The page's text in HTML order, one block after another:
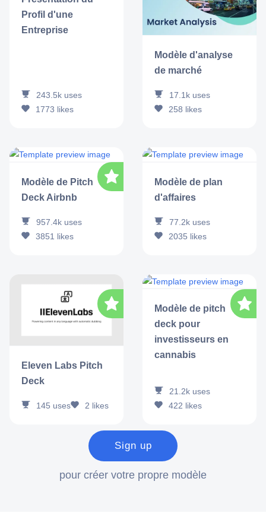
Profil d'une
Entreprise
243.5k uses
1773 likes
Modèle d'analyse
de marché
17.1k uses
258 likes
Modèle de Pitch
Deck Airbnb
957.4k uses
3851 likes
Modèle de plan
d'affaires
77.2k uses
2035 likes
Eleven Labs Pitch
Deck
145 uses 2 likes
Modèle de pitch
deck pour
investisseurs en
cannabis
21.2k uses
422 likes
Sign up
pour créer votre propre modèle